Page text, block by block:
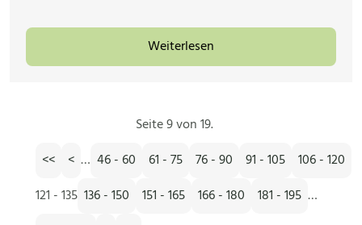
Weiterlesen
Seite 9 von 19.
<<
< … 46 - 60 61 - 75 76 - 90 91 - 105
106 - 120
121 - 135 136 - 150 151 - 165 166 - 180 181 - 195 …